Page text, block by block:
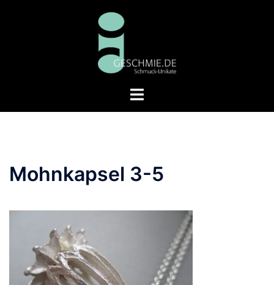
Menü
Mohnkapsel 3-5